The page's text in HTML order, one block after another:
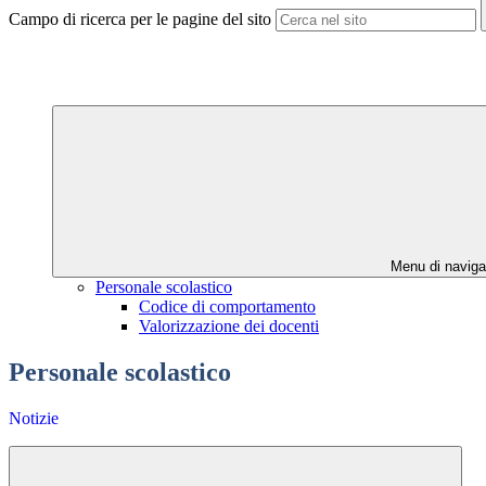
Campo di ricerca per le pagine del sito
Menu di
Personale scolastico
Codice di comportamento
Valorizzazione dei docenti
Personale scolastico
Notizie